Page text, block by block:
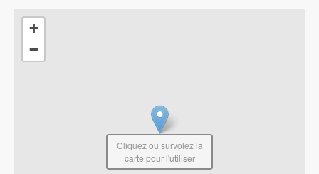
+
−
Cliquez ou survolez la
carte pour l'utiliser